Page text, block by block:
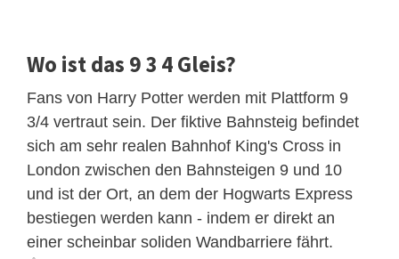
Wo ist das 9 3 4 Gleis?
Fans von Harry Potter werden mit Plattform 9
3/4 vertraut sein. Der fiktive Bahnsteig befindet
sich am sehr realen Bahnhof King's Cross in
London zwischen den Bahnsteigen 9 und 10
und ist der Ort, an dem der Hogwarts Express
bestiegen werden kann - indem er direkt an
einer scheinbar soliden Wandbarriere fährt.